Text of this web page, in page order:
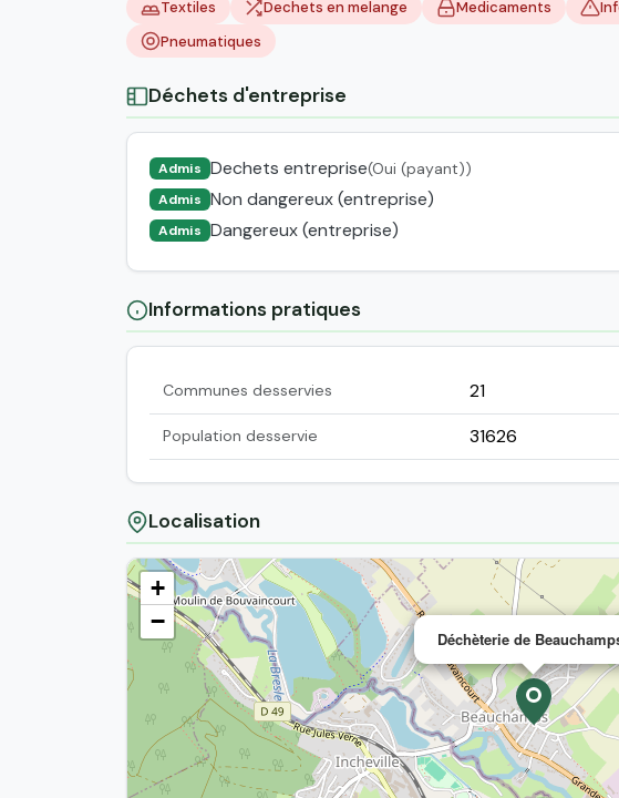
Textiles Dechets en melange Medicaments
Pneumatiques
Déchets d'entreprise
Admis Dechets entreprise(Oui (payant))
Admis Non dangereux (entreprise)
Admis Dangereux (entreprise)
Informations pratiques
Communes desservies 21
Population desservie 31626
Localisation
Déchèterie de
+
−